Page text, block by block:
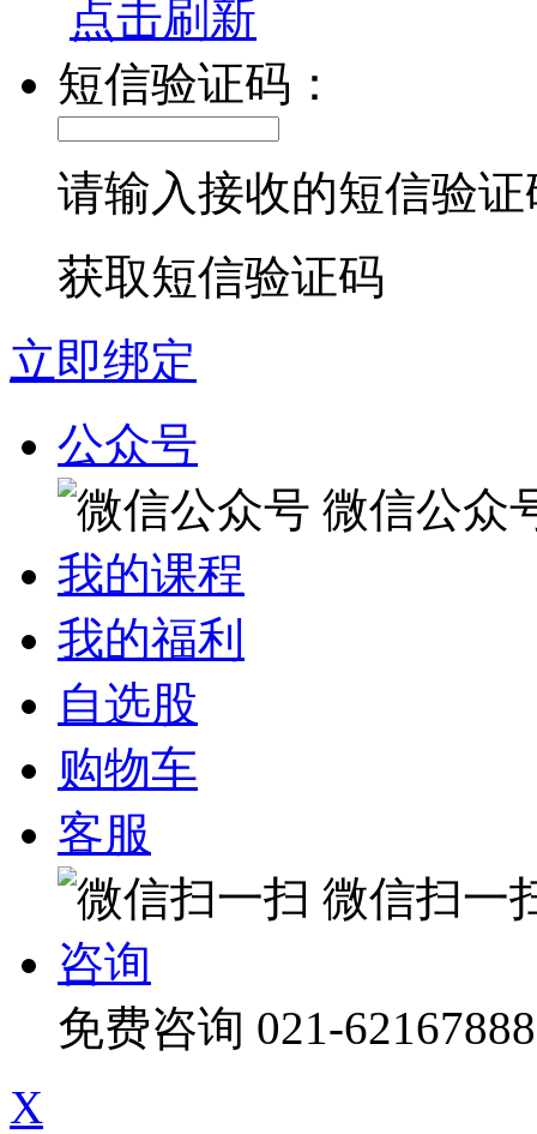
点击刷新
短信验证码：
请输入接收的短信验证
获取短信验证码
立即绑定
公众号
微信公众
我的课程
我的福利
自选股
购物车
客服
微信扫一
咨询
免费咨询 021-62167888
X